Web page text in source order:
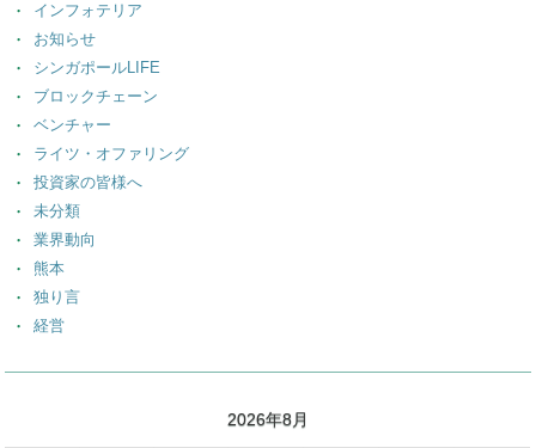
インフォテリア
お知らせ
シンガポールLIFE
ブロックチェーン
ベンチャー
ライツ・オファリング
投資家の皆様へ
未分類
業界動向
熊本
独り言
経営
2026年8月